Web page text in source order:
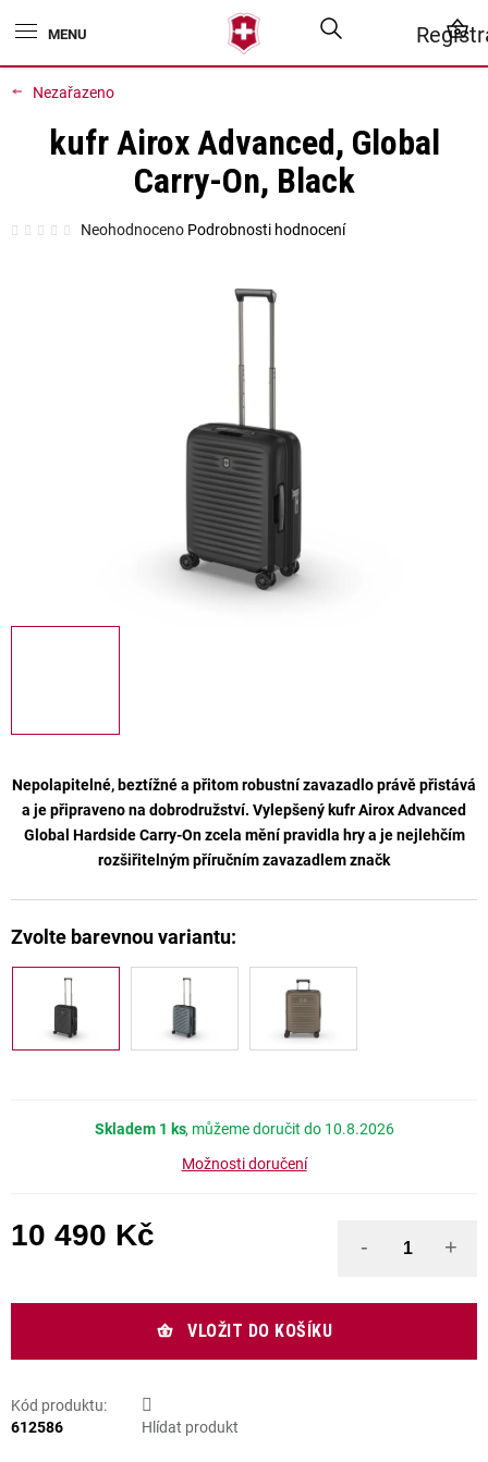
na
Nezařazeno
Nepolapitelné, beztížné a přitom robustní zavazadlo právě přistává
a je připraveno na dobrodružství. Vylepšený kufrAirox Advanced
Global Hardside Carry-Onzcela mění pravidla hry a je nejlehčím
rozšiřitelným příručním zavazadlem značk
Skladem 1 ks
10.8.2026
Možnosti doručení
10 490 Kč
VLOŽIT DO KOŠÍKU
Kód produktu:
612586
Hlídat produkt
kufr Airox Advanced, Global
Carry-On, Black
Průměrné
hodnocení
Neohodnoceno Podrobnosti hodnocení